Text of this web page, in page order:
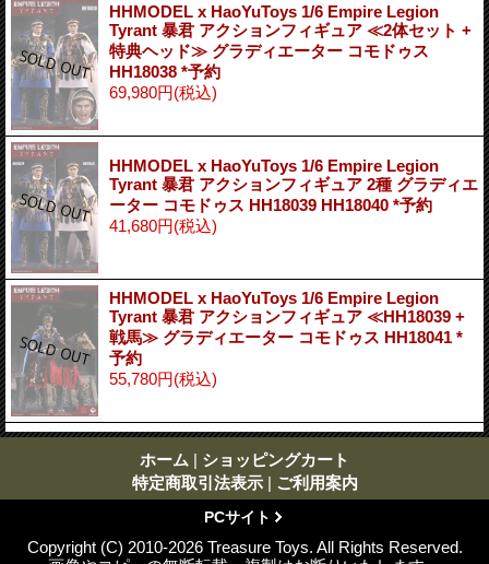
HHMODEL x HaoYuToys 1/6 Empire Legion
Tyrant 暴君 アクションフィギュア ≪2体セット +
特典ヘッド≫ グラディエーター コモドゥス
HH18038 *予約
69,980円(税込)
HHMODEL x HaoYuToys 1/6 Empire Legion
Tyrant 暴君 アクションフィギュア 2種 グラディエ
ーター コモドゥス HH18039 HH18040 *予約
41,680円(税込)
HHMODEL x HaoYuToys 1/6 Empire Legion
Tyrant 暴君 アクションフィギュア ≪HH18039 +
戦馬≫ グラディエーター コモドゥス HH18041 *
予約
55,780円(税込)
ホーム | ショッピングカート
特定商取引法表示 | ご利用案内
PCサイト
Copyright (C) 2010-2026 Treasure Toys. All Rights Reserved.